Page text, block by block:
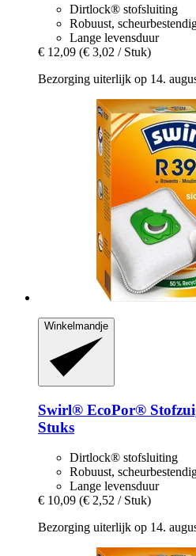
Dirtlock® stofsluiting
Robuust,
Lange levensduur
€ 12,09 (€ 3,02 / Stuk)
Bezorging uiterlijk op 14.
Winkelmandje
Swirl® EcoPor®
Stuks
Dirtlock® stofsluiting
Robuust,
Lange levensduur
€ 10,09 (€ 2,52 / Stuk)
Bezorging uiterlijk op 14.